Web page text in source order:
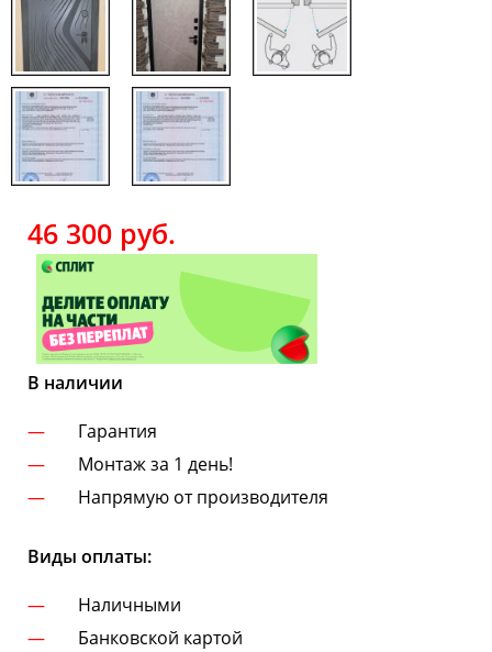
46 300 руб.
В наличии
Гарантия
Монтаж за 1 день!
Напрямую от производителя
Виды оплаты:
Наличными
Банковской картой